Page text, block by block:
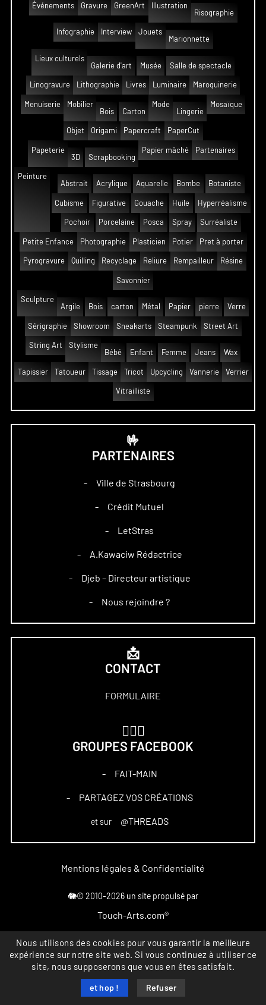
Événements Gravure GreenArt
Illustration
Risographie
Infographie Interview
Jouets
Marionnette
Lieux culturels
Galerie d'art
Musée Salle de spectacle
Linogravure Lithographie Livres Luminaire Maroquinerie
Menuiserie
Mobilier
Bois
Carton
Mode
Lingerie
Mosaïque
Objet Origami Papercraft PaperCut
Papeterie
3D
Scrapbooking
Papier mâché Partenaires
Peinture
Abstrait
Acrylique Aquarelle Bombe Botaniste
Cubisme Figurative Gouache Huile Hyperréalisme
Pochoir Porcelaine Posca Spray Surréaliste
Petite Enfance Photographie Plasticien Potier Pret à porter
Pyrogravure Quilling Recyclage Reliure Rempailleur Résine
Savonnier
Sculpture
Argile
Bois carton Métal Papier pierre Verre
Sérigraphie Showroom Sneakarts Steampunk Street Art
String Art
Stylisme
Bébé
Enfant Femme Jeans Wax
Tapissier Tatoueur Tissage Tricot Upcycling Vannerie Verrier
Vitrailliste
🤟
PARTENAIRES
– Ville de Strasbourg
– Crédit Mutuel
– LetStras
– A.Kawaciw Rédactrice
– Djeb – Directeur artistique
– Nous rejoindre ?
📩
CONTACT
FORMULAIRE
🏋🏻‍♀️
GROUPES FACEBOOK
– FAIT-MAIN
– PARTAGEZ VOS CRÉATIONS
et sur @THREADS
Mentions légales & Confidentialité
🐘© 2010-2026 un site propulsé par
Touch-Arts.com®
Marque déposée
All rights reserved
INPI FR4867164
Nous utilisons des cookies pour vous garantir la meilleure
expérience sur notre site web. Si vous continuez à utiliser ce
site, nous supposerons que vous en êtes satisfait.
et hop ! Refuser